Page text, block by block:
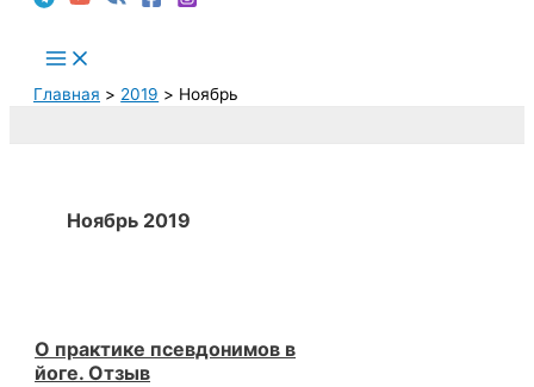
Main
Menu
Главная
2019 Ноябрь
Ноябрь 2019
О практике псевдонимов в
йоге. Отзыв